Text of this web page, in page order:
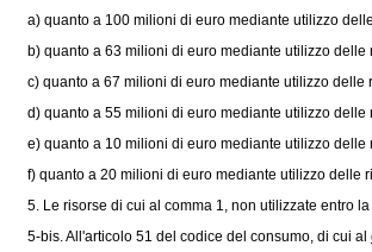
a) quanto a 100 milioni di euro mediante utilizzo
b) quanto a 63 milioni di euro mediante utilizzo delle
c) quanto a 67 milioni di euro mediante utilizzo delle
d) quanto a 55 milioni di euro mediante utilizzo delle
e) quanto a 10 milioni di euro mediante utilizzo delle
f) quanto a 20 milioni di euro mediante utilizzo delle
5. Le risorse di cui al comma 1, non utilizzate entro
5-bis. All'articolo 51 del codice del consumo, di cui al